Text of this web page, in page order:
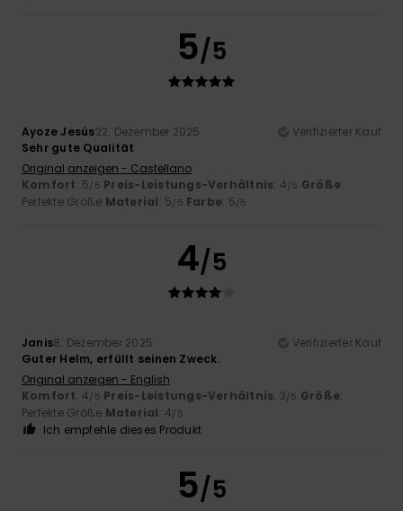
5/5
Ayoze Jesús22. Dezember 2025
Verifizierter Kauf
Sehr gute Qualität
Original anzeigen - Castellano
Komfort: 5/5 Preis-Leistungs-Verhältnis: 4/5 Größe:
Perfekte Größe Material: 5/5 Farbe: 5/5
4/5
Janis8. Dezember 2025
Verifizierter Kauf
Guter Helm, erfüllt seinen Zweck.
Original anzeigen - English
Komfort: 4/5 Preis-Leistungs-Verhältnis: 3/5 Größe:
Perfekte Größe Material: 4/5
Ich empfehle dieses Produkt
5/5